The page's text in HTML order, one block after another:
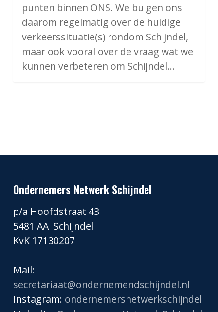
punten binnen ONS. We buigen ons
daarom regelmatig over de huidige
verkeerssituatie(s) rondom Schijndel,
maar ook vooral over de vraag wat we
kunnen verbeteren om Schijndel…
Ondernemers Netwerk Schijndel
p/a Hoofdstraat 43
5481 AA Schijndel
KvK 17130207
Mail:
secretariaat@ondernemendschijndel.nl
Instagram: ondernemersnetwerkschijndel